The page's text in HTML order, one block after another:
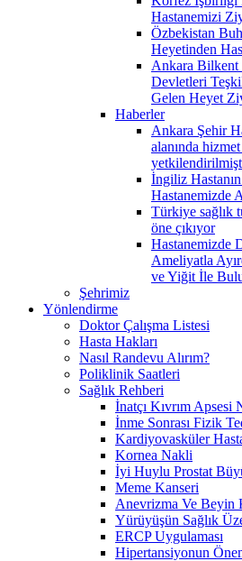
Hastanemizi
Özbekistan
Heyetinden
Ankara Bilkent
Devletleri
Gelen Heyet
Haberler
Ankara Şehir
alanında
İngiliz
Hastanemizde
Türkiye sağlık
öne çıkıyor
Hastanemizde
Ameliyatla
ve Yiğit İle
Şehrimiz
Yönlendirme
Doktor Çalışma Listesi
Hasta Hakları
Nasıl Randevu Alırım?
Poliklinik Saatleri
Sağlık Rehberi
İnatçı Kıvrım Apsesi
İnme Sonrası Fizik
Kardiyovasküler
Kornea Nakli
İyi Huylu Prostat
Meme Kanseri
Anevrizma Ve Beyin
Yürüyüşün Sağlık
ERCP Uygulaması
Hipertansiyonun